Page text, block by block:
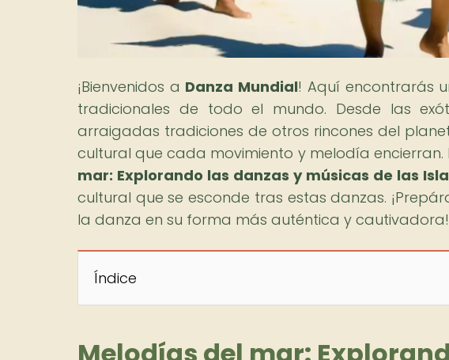
¡Bienvenidos a Danza Mundial! Aquí encontrarás
tradicionales de todo el mundo. Desde las
arraigadas tradiciones de otros rincones del
cultural que cada movimiento y melodía encierran.
mar: Explorando las danzas y músicas de las
cultural que se esconde tras estas danzas.
la danza en su forma más auténtica y cautivadora!
Índice